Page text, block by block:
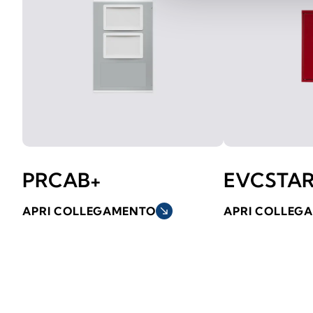
PRCAB+
APRI COLLEGAMENTO south_east APRI